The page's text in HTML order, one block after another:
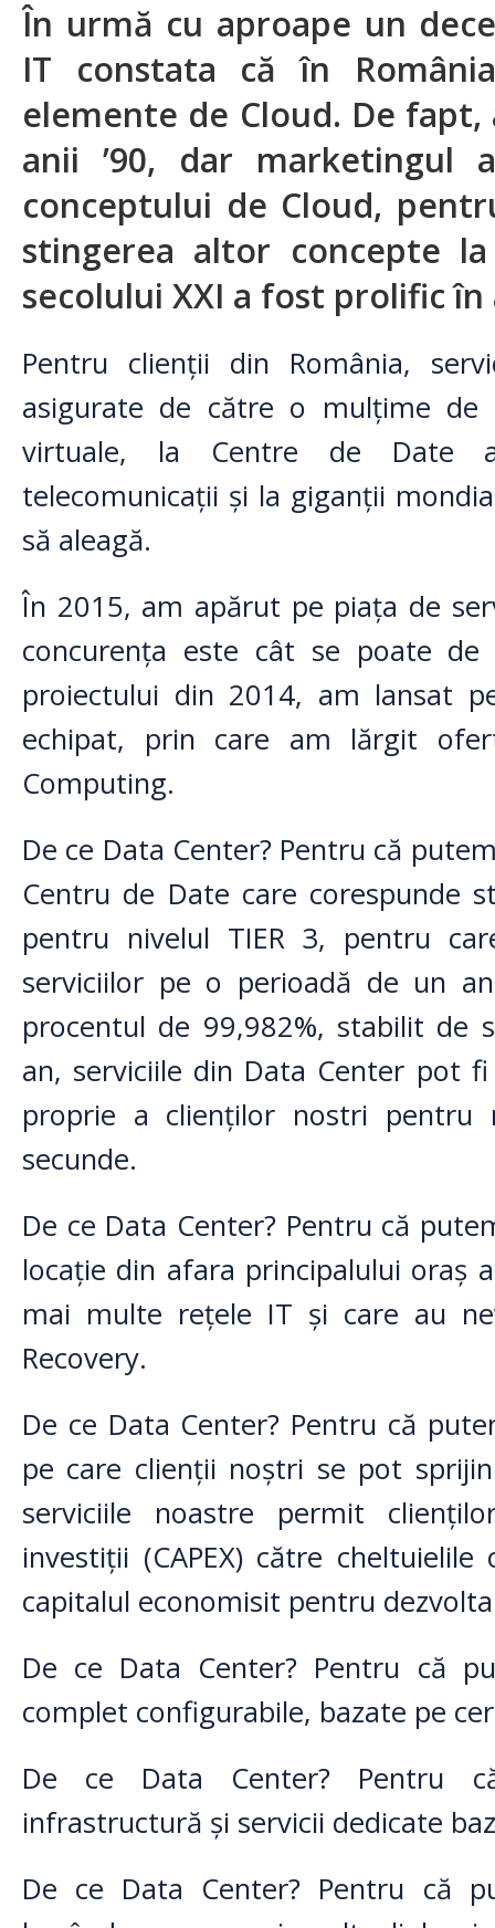
În urmă cu aproape un
IT constata că în
elemente de Cloud. De
anii ’90, dar marketingul
conceptului de Cloud,
stingerea altor concepte
secolului XXI a fost prolific în
Pentru clienții din România,
asigurate de către o mulțime
virtuale, la Centre de Date
telecomunicații și la giganții
să aleagă.
În 2015, am apărut pe piața de
concurența este cât se poate de
proiectului din 2014, am lansat
echipat, prin care am lărgit
Computing.
De ce Data Center? Pentru că
Centru de Date care corespunde
pentru nivelul TIER 3, pentru
serviciilor pe o perioadă de un
procentul de 99,982%, stabilit de
an, serviciile din Data Center pot
proprie a clienților nostri
secunde.
De ce Data Center? Pentru că
locație din afara principalului oraș
mai multe rețele IT și care au
Recovery.
De ce Data Center? Pentru că
pe care clienții noștri se pot
serviciile noastre permit
investiții (CAPEX) către cheltuielile
capitalul economisit pentru
De ce Data Center? Pentru că
complet configurabile, bazate pe
De ce Data Center? Pentru
infrastructură și servicii dedicate
De ce Data Center? Pentru că